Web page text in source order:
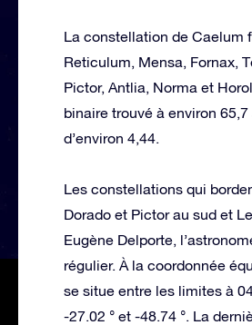
La constellation de Caelum
Reticulum, Mensa, Fornax,
Pictor, Antlia, Norma et
binaire trouvé à environ
d’environ 4,44.
Les constellations qui
Dorado et Pictor au sud et
Eugène Delporte,
régulier. À la coordonnée
se situe entre les limites à
-27.02 ° et -48.74 °. La